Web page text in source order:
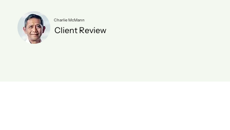
Charlie McMann
Client Review